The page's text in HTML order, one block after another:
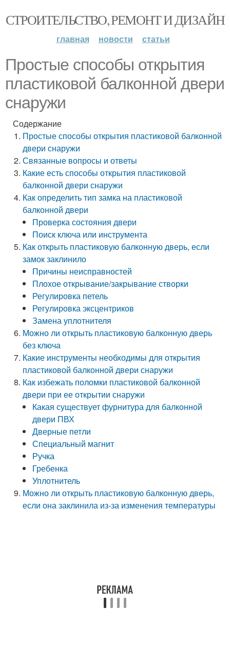
СТРОИТЕЛЬСТВО, РЕМОНТ И ДИЗАЙН
главная новости статьи
Простые способы открытия
пластиковой балконной двери
снаружи
Содержание
Простые способы открытия пластиковой балконной
двери снаружи
Связанные вопросы и ответы
Какие есть способы открытия пластиковой
балконной двери снаружи
Как определить тип замка на пластиковой
балконной двери
Проверка состояния двери
Поиск ключа или инструмента
Как открыть пластиковую балконную дверь, если
замок заклинило
Причины неисправностей
Плохое открывание/закрывание створки
Регулировка петель
Регулировка эксцентриков
Замена уплотнителя
Можно ли открыть пластиковую балконную дверь
без ключа
Какие инструменты необходимы для открытия
пластиковой балконной двери снаружи
Как избежать поломки пластиковой балконной
двери при ее открытии снаружи
Какая существует фурнитура для балконной
двери ПВХ
Дверные петли
Специальный магнит
Ручка
Гребенка
Уплотнитель
Можно ли открыть пластиковую балконную дверь,
если она заклинила из-за изменения температуры